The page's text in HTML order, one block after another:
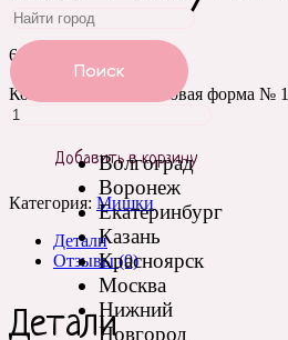
Поиск
Волгоград
Воронеж
Екатеринбург
Казань
Красноярск
Москва
Нижний
Новгород
650
Количество Силиконовая форма №
Добавить в корзину
Категория: Мишки
Детали
Отзывы (0)
Детали